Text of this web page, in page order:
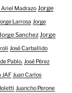
Ariel Madrazo Jorge
Larrosa Jorge
Sanchez Jorge
José Carballido
Pablo. José Pérez
JAF Juan Carlos
Juancho Perone